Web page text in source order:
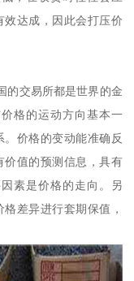
达成，因此会打压价
的交易所都是世界的金
格的运动方向基本一
价格的变动能准确反
价值的预测信息，具有
素是价格的走向。另
差异进行套期保值，